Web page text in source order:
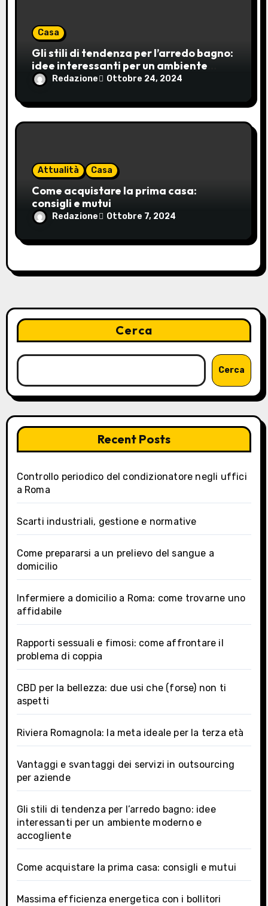
Casa
Gli stili di tendenza per l’arredo bagno:
idee interessanti per un ambiente
moderno e accogliente
Redazione Ottobre 24, 2024
Attualità Casa
Come acquistare la prima casa:
consigli e mutui
Redazione Ottobre 7, 2024
Cerca
Cerca
Recent Posts
Controllo periodico del condizionatore negli uffici
a Roma
Scarti industriali, gestione e normative
Come prepararsi a un prelievo del sangue a
domicilio
Infermiere a domicilio a Roma: come trovarne uno
affidabile
Rapporti sessuali e fimosi: come affrontare il
problema di coppia
CBD per la bellezza: due usi che (forse) non ti
aspetti
Riviera Romagnola: la meta ideale per la terza età
Vantaggi e svantaggi dei servizi in outsourcing
per aziende
Gli stili di tendenza per l’arredo bagno: idee
interessanti per un ambiente moderno e
accogliente
Come acquistare la prima casa: consigli e mutui
Massima efficienza energetica con i bollitori